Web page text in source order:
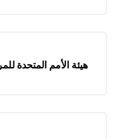
هيئة الأمم المتحدة